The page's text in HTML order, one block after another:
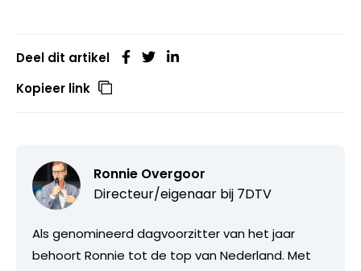
Deel dit artikel
Kopieer link
Ronnie Overgoor
Directeur/eigenaar bij 7DTV
Als genomineerd dagvoorzitter van het jaar
behoort Ronnie tot de top van Nederland. Met